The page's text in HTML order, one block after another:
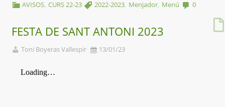
AVISOS,CURS 22-23 2022-2023, Menjador, Menú 0
FESTA DE SANT ANTONI 2023
Toni Boyeras Vallespir 13/01/23